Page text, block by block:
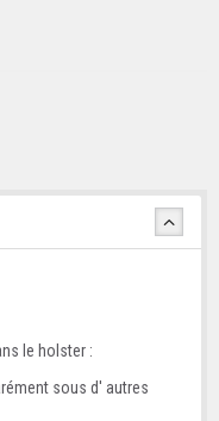
le holster :
sous d' autres